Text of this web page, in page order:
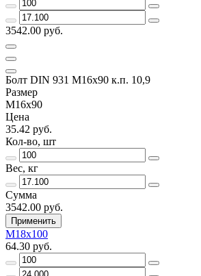
3542.00 руб.
Болт DIN 931 М16х90 к.п. 10,9
Размер
М16х90
Цена
35.42 руб.
Кол-во, шт
Вес, кг
Сумма
3542.00 руб.
Применить
М18х100
64.30 руб.